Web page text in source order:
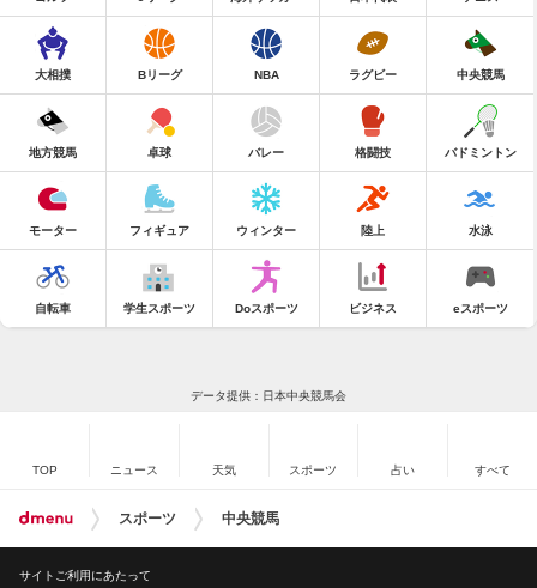
大相撲 Bリーグ NBA ラグビー 中央競馬
地方競馬 卓球 バレー 格闘技 バドミントン
モーター フィギュア ウィンター 陸上 水泳
自転車 学生スポーツ Doスポーツ ビジネス eスポーツ
データ提供：日本中央競馬会
TOP ニュース 天気 スポーツ 占い すべて
スポーツ 中央競馬
サイトご利用にあたって